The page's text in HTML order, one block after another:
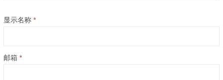
显示名称 *
邮箱 *